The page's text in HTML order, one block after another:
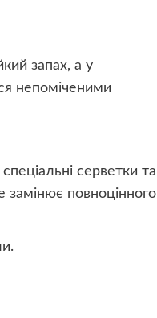
запах, а у
непоміченими
серветки та
замінює повноцінного